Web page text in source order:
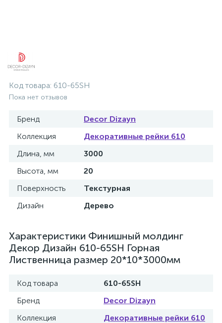
Код товара: 610-65SH
Пока нет отзывов
Бренд
Decor Dizayn
Коллекция
Декоративные рейки 610
Длина, мм
3000
Высота, мм
20
Поверхность
Текстурная
Дизайн
Дерево
Характеристики Финишный молдинг
Декор Дизайн 610-65SH Горная
Лиственница размер 20*10*3000мм
Код товара
610-65SH
Бренд
Decor Dizayn
Коллекция
Декоративные рейки 610